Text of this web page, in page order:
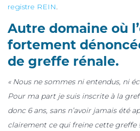
registre REIN.
Autre domaine où
fortement
de greffe rénale.
« Nous ne sommes ni entendus, ni
Pour ma part je suis inscrite à la
donc 6 ans, sans n’avoir jamais été
clairement ce qui freine cette greffe